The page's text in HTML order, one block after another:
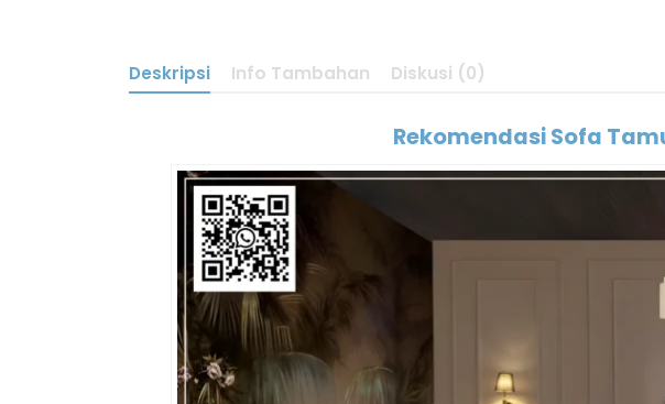
Deskripsi Info Tambahan Diskusi (0)
Rekomendasi Sofa